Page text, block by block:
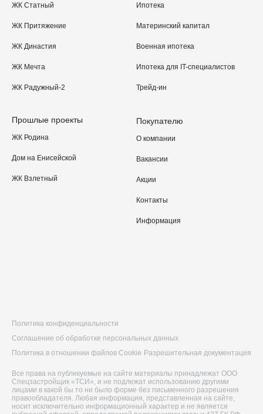
ЖК Статный
ЖК Притяжение
ЖК Династия
ЖК Мечта
ЖК Радужный-2
Прошлые проекты
ЖК Родина
Дом на Енисейской
ЖК Взлетный
Ипотека
Материнский капитал
Военная ипотека
Ипотека для IT-специалистов
Трейд-ин
Покупателю
О компании
Вакансии
Акции
Контакты
Информация
Политика конфиденциальности
Соглашение об обработке персональных данных
Политика в отношении файлов Cookie Разрешительная документация
Все права на публикуемые на сайте материалы принадлежат ООО
Спецзастройщик «ТСИ», и не подлежат использованию другими
лицами в какой бы то ни было форме без письменного разрешения
правообладателя. Любая информация, представленная на сайте,
носит исключительно информационный характер и не является